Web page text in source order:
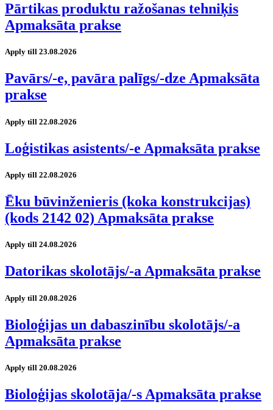
Pārtikas produktu ražošanas tehniķis
Apmaksāta prakse
Apply till 23.08.2026
Pavārs/-e, pavāra palīgs/-dze Apmaksāta
prakse
Apply till 22.08.2026
Loģistikas asistents/-e Apmaksāta prakse
Apply till 22.08.2026
Ēku būvinženieris (koka konstrukcijas)
(kods 2142 02) Apmaksāta prakse
Apply till 24.08.2026
Datorikas skolotājs/-a Apmaksāta prakse
Apply till 20.08.2026
Bioloģijas un dabaszinību skolotājs/-a
Apmaksāta prakse
Apply till 20.08.2026
Bioloģijas skolotāja/-s Apmaksāta prakse